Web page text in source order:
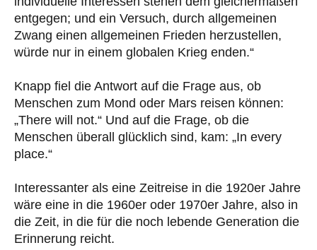
entgegen; und ein Versuch, durch allgemeinen
Zwang einen allgemeinen Frieden herzustellen,
würde nur in einem globalen Krieg enden.“
Knapp fiel die Antwort auf die Frage aus, ob
Menschen zum Mond oder Mars reisen können:
„There will not.“ Und auf die Frage, ob die
Menschen überall glücklich sind, kam: „In every
place.“
Interessanter als eine Zeitreise in die 1920er Jahre
wäre eine in die 1960er oder 1970er Jahre, also in
die Zeit, in die für die noch lebende Generation die
Erinnerung reicht.